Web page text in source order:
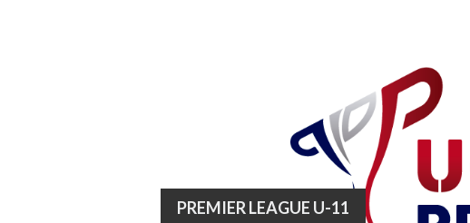
PREMIER LEAGUE U-11